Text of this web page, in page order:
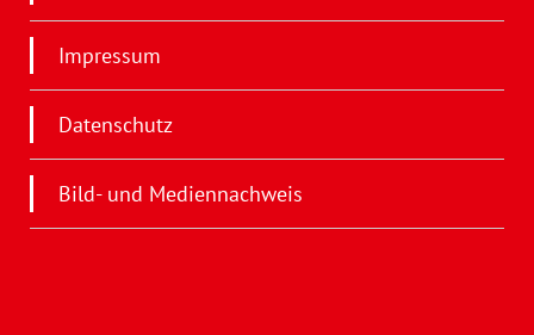
Impressum
Datenschutz
Bild- und Mediennachweis